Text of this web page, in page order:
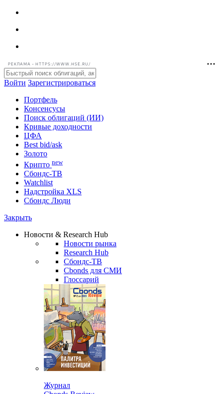
РЕКЛАМА • HTTPS://WWW.HSE.RU/
Войти Зарегистрироваться
Портфель
Консенсусы
Поиск облигаций (ИИ)
Кривые доходности
ЦФА
Best bid/ask
Золото
Крипто new
Watchlist
Сбондс Люди
Новости & Research Hub
Новости рынка
Research Hub
Сбондс-ТВ
Cbonds для СМИ
Глоссарий